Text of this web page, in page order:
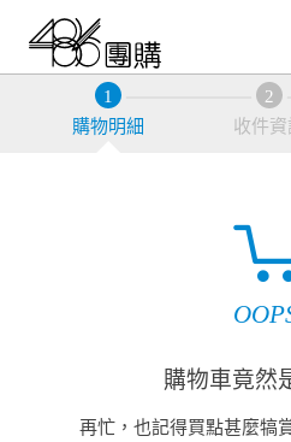
購物明細 收件資
購物車竟然
再忙，也記得買點甚麼犒